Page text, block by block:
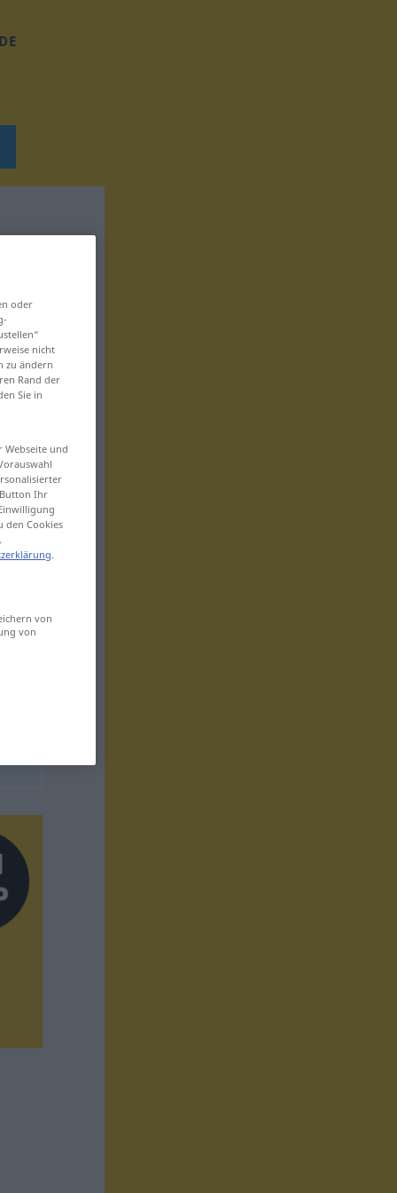
oder
nicht
zu ändern
Rand der
Sie in
und
Ihr
den Cookies
.
von
von